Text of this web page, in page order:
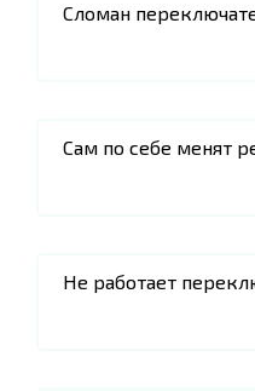
Сломан
Сам по себе менят
Не работает